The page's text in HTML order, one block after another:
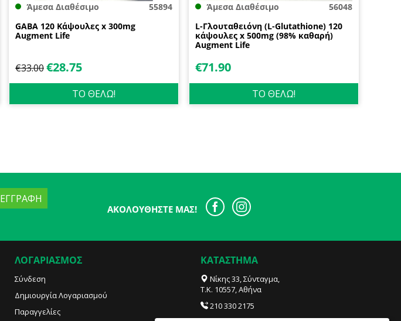
Άμεσα Διαθέσιμο
55894
GABA 120 Κάψουλες x 300mg
Augment Life
€33.00€28.75
ΤΟ ΘΕΛΩ!
Άμεσα Διαθέσιμο
56048
L-Γλουταθειόνη (L-Glutathione) 120
κάψουλες x 500mg (98% καθαρή)
Augment Life
€71.90
ΤΟ ΘΕΛΩ!
ΕΓΓΡΑΦΉ
ΑΚΟΛΟΥΘΉΣΤΕ ΜΑΣ!
ΛΟΓΑΡΙΑΣΜΟΣ
Σύνδεση
Δημιουργία Λογαριασμού
Παραγγελίες
ΚΑΤΑΣΤΗΜΑ
Νίκης 33, Σύνταγμα,
Τ.Κ. 10557, Αθήνα
210 330 2175